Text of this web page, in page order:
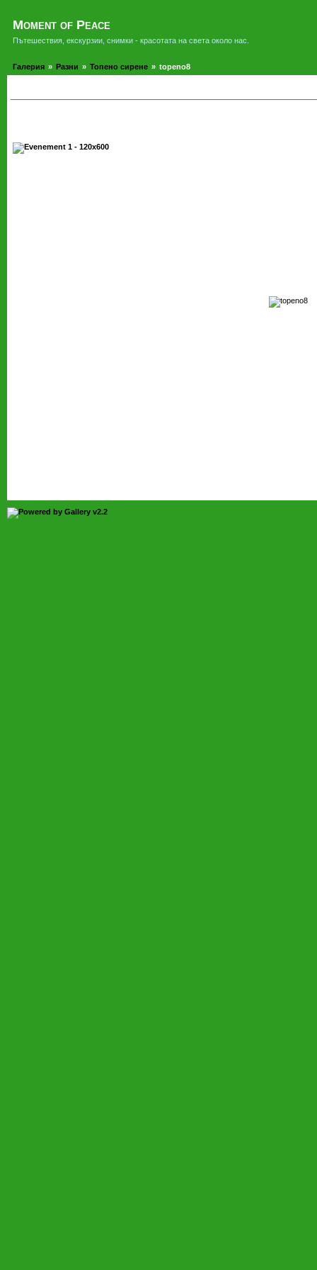
Moment of Peace
Пътешествия, екскурзии, снимки - красотата на света около нас.
Галерия » Разни » Топено сирене » topeno8